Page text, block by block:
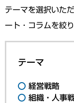
テーマを選択いた
ート・コラムを絞
テーマ
経営戦略
組織・人事